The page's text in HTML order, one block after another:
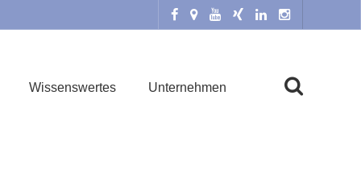
Wissenswertes Unternehmen